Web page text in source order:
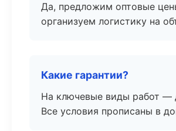
Да, предложим оптовые
организуем логистику на
Какие гарантии?
На ключевые виды работ —
Все условия прописаны в